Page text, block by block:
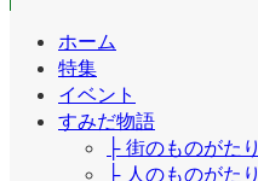
ホーム
特集
イベント
すみだ物語
├ 街のものがたり
├ 人のものがたり